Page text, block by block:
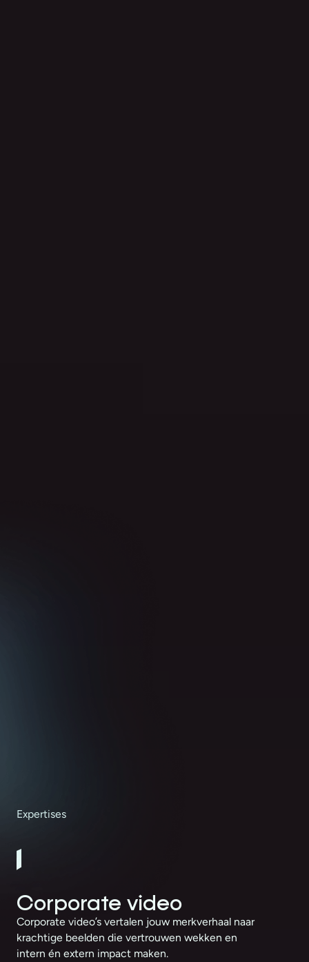
Expertises
Corporate video
Corporate video’s vertalen jouw merkverhaal naar
krachtige beelden die vertrouwen wekken en
intern én extern impact maken.